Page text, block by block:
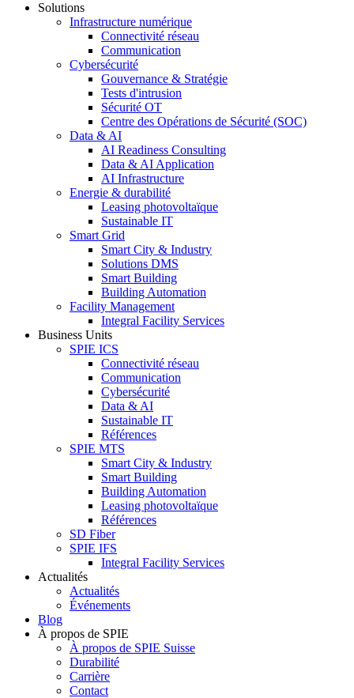
Solutions
Infrastructure numérique
Connectivité réseau
Communication
Cybersécurité
Gouvernance & Stratégie
Tests d'intrusion
Sécurité OT
Centre des Opérations de Sécurité (SOC)
Data & AI
AI Readiness Consulting
Data & AI Application
AI Infrastructure
Energie & durabilité
Leasing photovoltaïque
Sustainable IT
Smart Grid
Smart City & Industry
Solutions DMS
Smart Building
Building Automation
Facility Management
Integral Facility Services
Business Units
SPIE ICS
Connectivité réseau
Communication
Cybersécurité
Data & AI
Sustainable IT
Références
SPIE MTS
Smart City & Industry
Smart Building
Building Automation
Leasing photovoltaïque
Références
SD Fiber
SPIE IFS
Integral Facility Services
Actualités
Actualités
Événements
Blog
À propos de SPIE
À propos de SPIE Suisse
Durabilité
Carrière
Contact